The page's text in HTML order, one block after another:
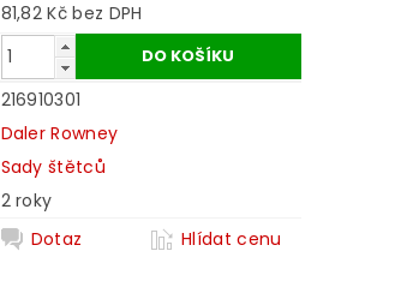
81,82 Kč bez DPH
216910301
Daler Rowney
Sady štětců
2 roky
Dotaz Hlídat cenu